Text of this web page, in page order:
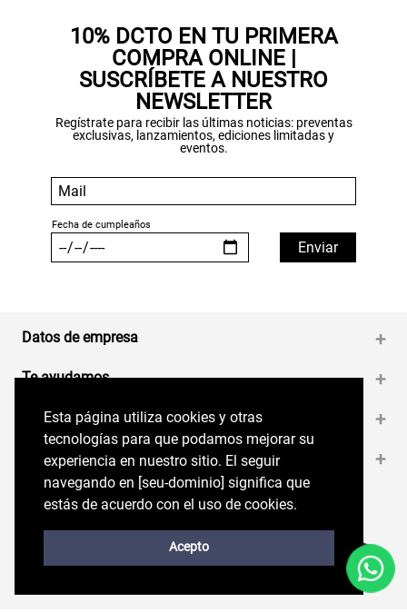
Esta página utiliza cookies y otras
tecnologías para que podamos mejorar su
experiencia en nuestro sitio. El seguir
navegando en perryellis.cl significa que estás
de acuerdo con el uso de cookies.
Acepto
Esta página utiliza cookies y otras
tecnologías para que podamos mejorar su
experiencia en nuestro sitio. El seguir
navegando en [seu-dominio] significa que
estás de acuerdo con el uso de cookies.
Acepto
10% DCTO EN TU PRIMERA
COMPRA ONLINE |
SUSCRÍBETE A NUESTRO
NEWSLETTER
Regístrate para recibir las últimas noticias: preventas
exclusivas, lanzamientos, ediciones limitadas y
eventos.
Datos de empresa +
Te ayudamos +
Medios de pago +
Contáctanos +
Síguenos en nuestras RRSS
Trabaja con Nosotros